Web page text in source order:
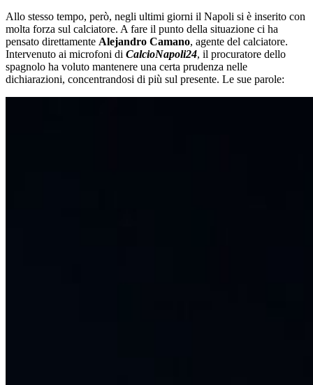
Allo stesso tempo, però, negli ultimi giorni il Napoli si è inserito con
molta forza sul calciatore. A fare il punto della situazione ci ha
pensato direttamente Alejandro Camano, agente del calciatore.
Intervenuto ai microfoni di CalcioNapoli24, il procuratore dello
spagnolo ha voluto mantenere una certa prudenza nelle
dichiarazioni, concentrandosi di più sul presente. Le sue parole: